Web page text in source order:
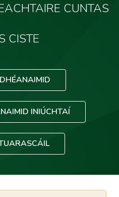
CUNTAS
CISTE
INIÚCHTAÍ